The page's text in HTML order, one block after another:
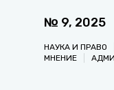
№ 9, 2025
НАУКА И ПРАВО
МНЕНИЕ